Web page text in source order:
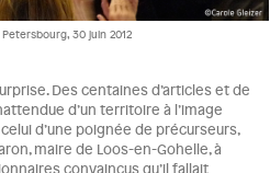
30 juin 2012
Des centaines d’articles et de
d’un territoire à l’image
d’une poignée de précurseurs,
maire de Loos-en-Gohelle, à
convaincus qu’il fallait